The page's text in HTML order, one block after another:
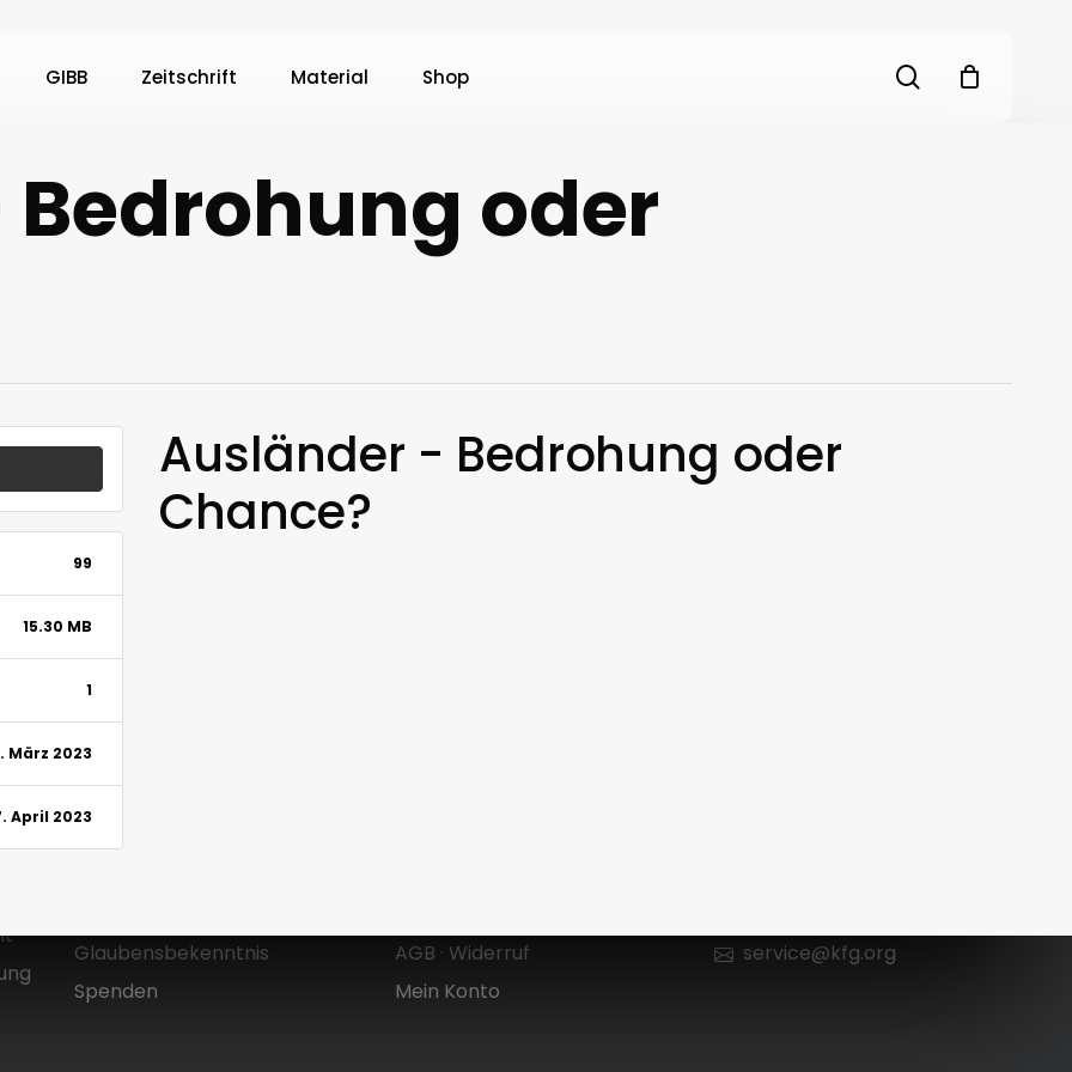
GIBB Zeitschrift Material Shop search
oder
99
15.30 MB
1
März 2023
April 2023
Ausländer - Bedrohung oder
Chance?
Über uns
Glaubensbekenntnis
Spenden
AGB · Widerruf
Mein Konto
service@kfg.org